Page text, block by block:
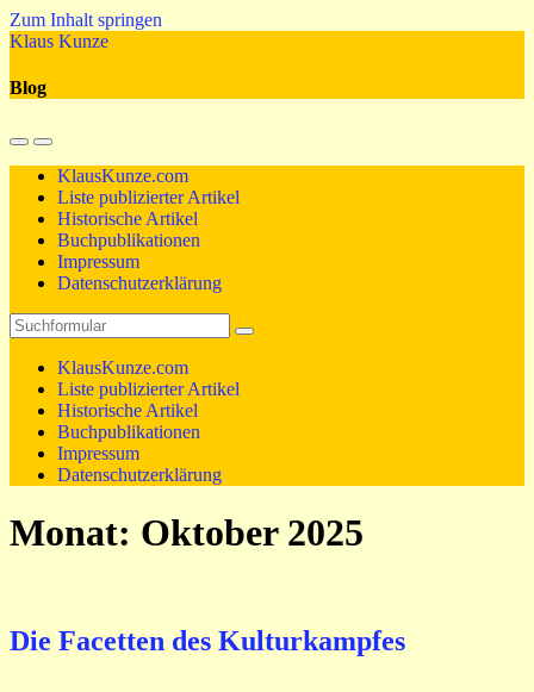
Zum Inhalt springen
Klaus Kunze
Blog
Mobil-
Menü
umschalten
Suchfeld
umschalten
KlausKunze.com
Liste publizierter Artikel
Historische Artikel
Buchpublikationen
Impressum
Datenschutzerklärung
Suchen
KlausKunze.com
Liste publizierter Artikel
Historische Artikel
Buchpublikationen
Impressum
Datenschutzerklärung
Monat: Oktober 2025
Die Facetten des Kulturkampfes